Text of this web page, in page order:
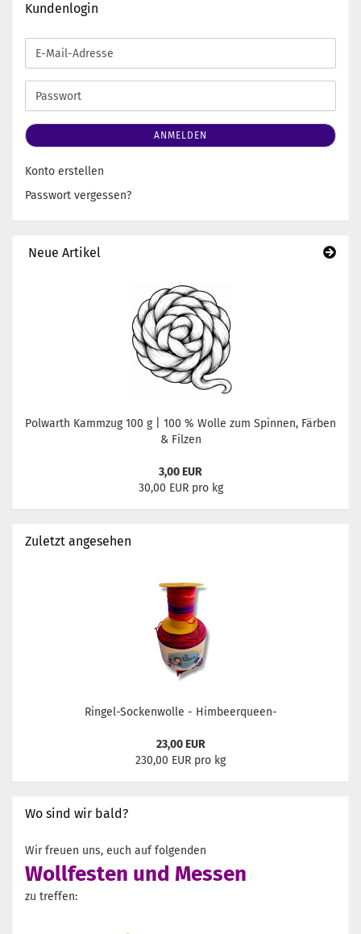
Kundenlogin
E-
Mail-
Adresse
Passwort
ANMELDEN
Konto erstellen
Passwort vergessen?
Neue Artikel
Polwarth Kammzug 100 g | 100 % Wolle zum Spinnen, Färben
& Filzen
3,00 EUR
30,00 EUR pro kg
Zuletzt angesehen
Ringel-Sockenwolle - Himbeerqueen-
23,00 EUR
230,00 EUR pro kg
Wo sind wir bald?
Wir freuen uns, euch auf folgenden
Wollfesten und Messen
zu treffen: